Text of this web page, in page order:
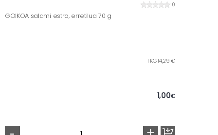
0
GOIKOA salami estra, erretilua 70 g
1 KG 14,29 €
1,00€